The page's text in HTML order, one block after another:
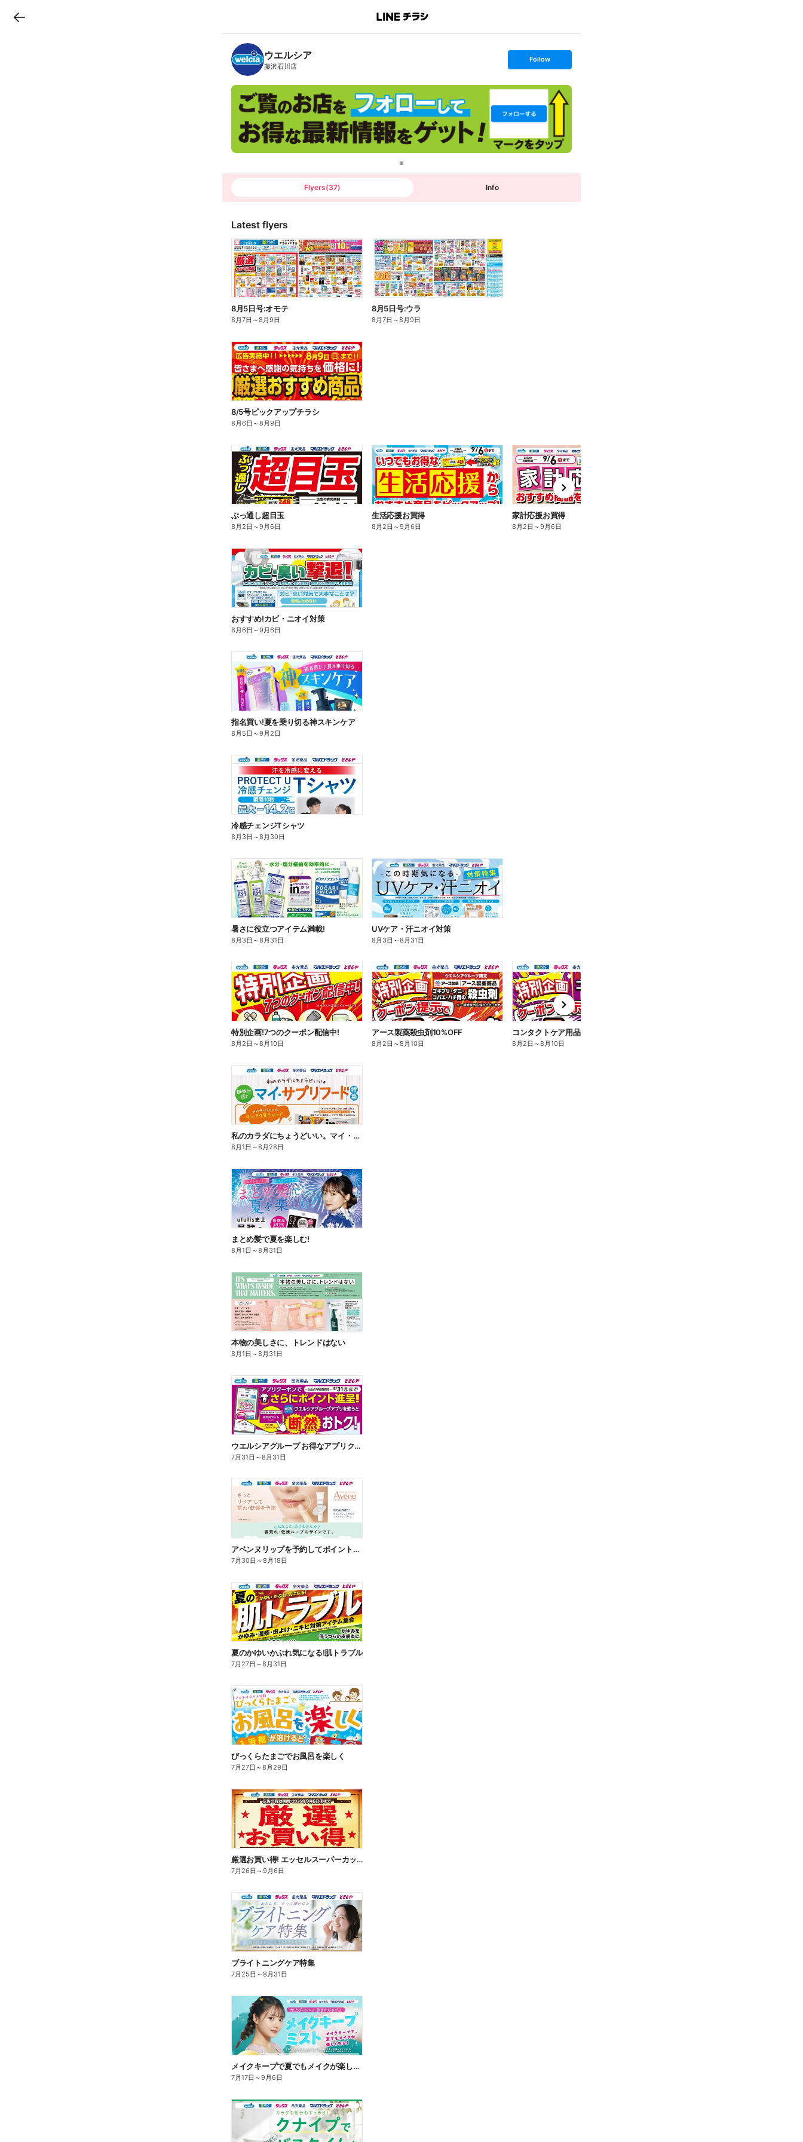
B
n
c
h
T
ウエルシア
藤沢石川店
s
t
o
l
o
w
Follow
Flyers(37) Info
Latest flyers
8月5日号:オモテ
8月7日 ～8月9日
8月5日号:ウラ
8月7日 ～8月9日
8/5号ピックアップチラシ
8月6日 ～8月9日
ぶっ通し超目玉
8月2日 ～9月6日
生活応援お買得
8月2日 ～9月6日
家計応援お買得
8月2日 ～9月6日
n
e
x
t
おすすめ!カビ・ニオイ対策
8月6日 ～9月6日
指名買い!夏を乗り切る神スキンケア
8月5日 ～9月2日
冷感チェンジTシャツ
8月3日 ～8月30日
暑さに役立つアイテム満載!
8月3日 ～8月31日
UVケア・汗ニオイ対策
8月3日 ～8月31日
特別企画!7つのクーポン配信中!
8月2日 ～8月10日
アース製薬殺虫剤10%OFF
8月2日 ～8月10日
コンタクトケア用品10%OFF
8月2日 ～8月10日
n
e
x
t
私のカラダにちょうどいい。マイ・サプリフード
8月1日 ～8月28日
まとめ髪で夏を楽しむ!
8月1日 ～8月31日
本物の美しさに、トレンドはない
8月1日 ～8月31日
ウエルシアグループ お得なアプリクーポン
7月31日 ～8月31日
アベンヌリップを予約してポイントゲット!
7月30日 ～8月18日
夏のかゆいかぶれ気になる!肌トラブル
7月27日 ～8月31日
びっくらたまごでお風呂を楽しく
7月27日 ～8月29日
厳選お買い得! エッセルスーパーカップ
7月26日 ～9月6日
ブライトニングケア特集
7月25日 ～8月31日
メイクキープで夏でもメイクが楽しくなる!
7月17日 ～9月6日